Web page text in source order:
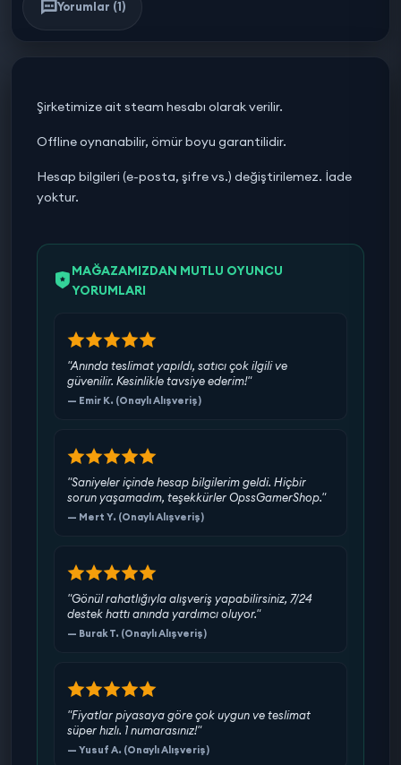
Yorumlar (1)
Şirketimize ait steam hesabı olarak verilir.
Offline oynanabilir, ömür boyu garantilidir.
Hesap bilgileri (e-posta, şifre vs.) değiştirilemez. İade
yoktur.
MAĞAZAMIZDAN MUTLU OYUNCU
YORUMLARI
"Anında teslimat yapıldı, satıcı çok ilgili ve
güvenilir. Kesinlikle tavsiye ederim!"
— Emir K. (Onaylı Alışveriş)
"Saniyeler içinde hesap bilgilerim geldi. Hiçbir
sorun yaşamadım, teşekkürler OpssGamerShop."
— Mert Y. (Onaylı Alışveriş)
"Gönül rahatlığıyla alışveriş yapabilirsiniz, 7/24
destek hattı anında yardımcı oluyor."
— Burak T. (Onaylı Alışveriş)
"Fiyatlar piyasaya göre çok uygun ve teslimat
süper hızlı. 1 numarasınız!"
— Yusuf A. (Onaylı Alışveriş)